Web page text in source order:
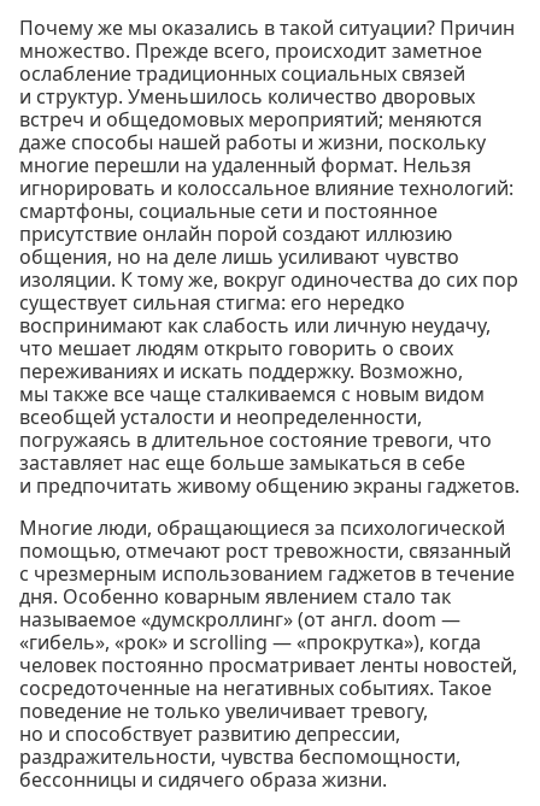
Почему же мы оказались в такой ситуации? Причин
множество. Прежде всего, происходит заметное
ослабление традиционных социальных связей
и структур. Уменьшилось количество дворовых
встреч и общедомовых мероприятий; меняются
даже способы нашей работы и жизни, поскольку
многие перешли на удаленный формат. Нельзя
игнорировать и колоссальное влияние технологий:
смартфоны, социальные сети и постоянное
присутствие онлайн порой создают иллюзию
общения, но на деле лишь усиливают чувство
изоляции. К тому же, вокруг одиночества до сих пор
существует сильная стигма: его нередко
воспринимают как слабость или личную неудачу,
что мешает людям открыто говорить о своих
переживаниях и искать поддержку. Возможно,
мы также все чаще сталкиваемся с новым видом
всеобщей усталости и неопределенности,
погружаясь в длительное состояние тревоги, что
заставляет нас еще больше замыкаться в себе
и предпочитать живому общению экраны гаджетов.
Многие люди, обращающиеся за психологической
помощью, отмечают рост тревожности, связанный
с чрезмерным использованием гаджетов в течение
дня. Особенно коварным явлением стало так
называемое «думскроллинг» (от англ. doom —
«гибель», «рок» и scrolling — «прокрутка»), когда
человек постоянно просматривает ленты новостей,
сосредоточенные на негативных событиях. Такое
поведение не только увеличивает тревогу,
но и способствует развитию депрессии,
раздражительности, чувства беспомощности,
бессонницы и сидячего образа жизни.